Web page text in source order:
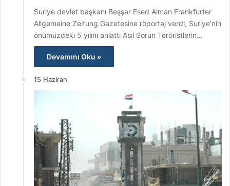
Suriye devlet başkanı Beşşar Esed Alman Frankfurter
Allgemeine Zeitung Gazetesine röportaj verdi, Suriye’nin
önümüzdeki 5 yılını anlattı Asıl Sorun Teröristlerin…
Devamını Oku »
15 Haziran